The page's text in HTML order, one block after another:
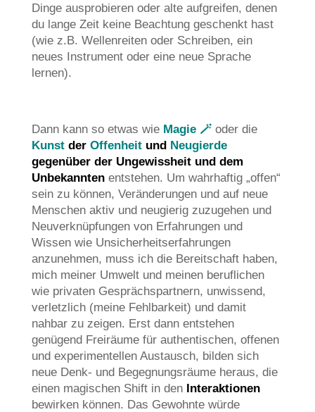
Dinge ausprobieren oder alte aufgreifen, denen
du lange Zeit keine Beachtung geschenkt hast
(wie z.B. Wellenreiten oder Schreiben, ein
neues Instrument oder eine neue Sprache
lernen).
Dann kann so etwas wie Magie 🪄 oder die
Kunstder Offenheitund Neugierde
gegenüber der Ungewissheit und dem
Unbekanntenentstehen. Um wahrhaftig „offen“
sein zu können, Veränderungen und auf neue
Menschen aktiv und neugierig zuzugehen und
Neuverknüpfungen von Erfahrungen und
Wissen wie Unsicherheitserfahrungen
anzunehmen, muss ich die Bereitschaft haben,
mich meiner Umwelt und meinen beruflichen
wie privaten Gesprächspartnern, unwissend,
verletzlich (meine Fehlbarkeit) und damit
nahbar zu zeigen. Erst dann entstehen
genügend Freiräume für authentischen, offenen
und experimentellen Austausch, bilden sich
neue Denk- und Begegnungsräume heraus, die
einen magischen Shift in den Interaktionen
bewirken können. Das Gewohnte würde